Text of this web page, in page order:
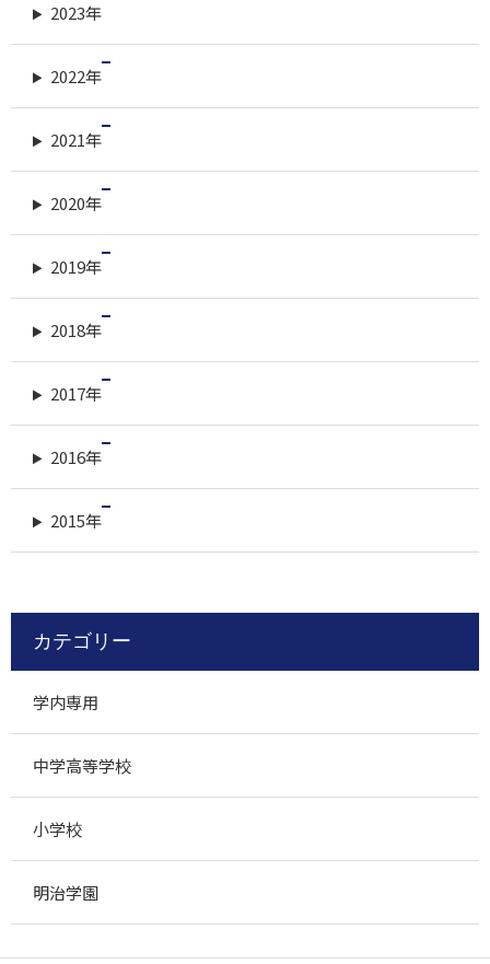
2023年
2022年
2021年
2020年
2019年
2018年
2017年
2016年
2015年
カテゴリー
学内専用
中学高等学校
小学校
明治学園